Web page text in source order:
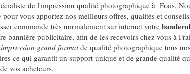
de l'impression qualité photographique à Frais.
vous apportez nos meilleurs offres, qualités et
commande très normalement sur internet votre
bannière publicitaire, afin de les recevoirs chez vous à
impression grand formatde qualité photographique tous
ce qui garantit un support unique et de grande qualité
vos acheteurs.